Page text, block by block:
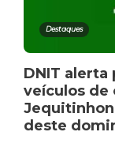
Destaques
DNIT
veículos de
deste